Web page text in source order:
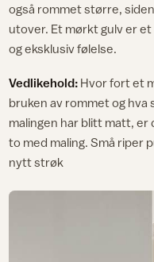
også rommet større,
utover. Et mørkt gulv er
og eksklusiv følelse.
Vedlikehold: Hvor fort et
bruken av rommet og hva
malingen har blitt matt,
to med maling. Små riper
nytt strøk